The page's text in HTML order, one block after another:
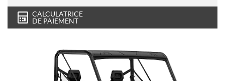
CALCULATRICE
DE PAIEMENT